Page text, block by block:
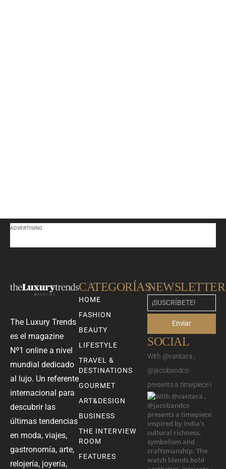
ADVERTISING
The Luxury Trends
es el magazine
Nº1 online a nivel
mundial dedicado
al lujo. Un referente
internacional para
descubrir las
últimas tendencias
en moda, viajes,
gastronomía, arte,
relojería, joyería,
CATEGORÍAS
HOME
FASHION
BEAUTY
LIFESTYLE
TRAVEL &
DESTINATIONS
GOURMET
ART&DESIGN
BUSINESS
THE INTERVIEW
ROOM
FEATURES
NEWSLETTER
Enviar
SOCIAL
With @vantara ,
@jacobandco
presents a timepiece i